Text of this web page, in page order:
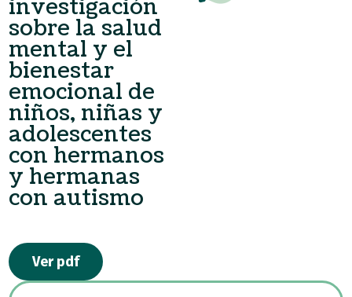
investigación
sobre la salud
mental y el
bienestar
emocional de
niños, niñas y
adolescentes
con hermanos
y hermanas
con autismo
Ver pdf